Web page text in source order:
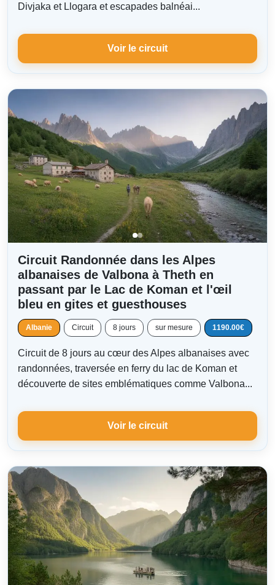
Divjaka et Llogara et escapades balnéai...
Voir le circuit
Circuit Randonnée dans les Alpes
albanaises de Valbona à Theth en
passant par le Lac de Koman et l'œil
bleu en gites et guesthouses
Albanie Circuit 8 jours sur mesure 1190.00€
Circuit de 8 jours au cœur des Alpes albanaises avec
randonnées, traversée en ferry du lac de Koman et
découverte de sites emblématiques comme Valbona...
Voir le circuit